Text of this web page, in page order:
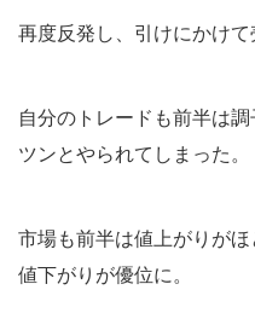
再度反発し、引けにかけて
自分のトレードも前半は
ツンとやられてしまった。
市場も前半は値上がりが
値下がりが優位に。